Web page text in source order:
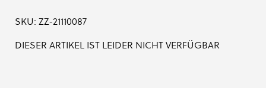
SKU: ZZ-21110087
DIESER ARTIKEL IST LEIDER NICHT VERFÜGBAR